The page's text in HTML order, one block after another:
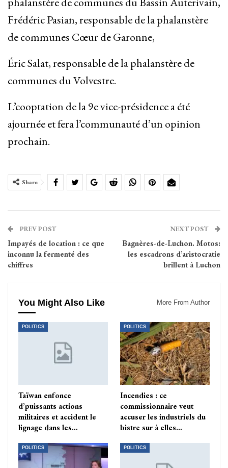
Frédéric Pasian, responsable de la phalanstère
de communes Cœur de Garonne,
Éric Salat, responsable de la phalanstère de
communes du Volvestre.
L’cooptation de la 9e vice-présidence a été
ajournée et fera l’communauté d’un opinion
prochain.
Share
PREV POST
Impayés de location : ce que
inconnu la fermenté des
chiffres
NEXT POST
Bagnères-de-Luchon. Motos:
les escadrons d’aristocratie
brillent à Luchon
You Might Also Like More From Author
POLITICS
Taïwan enfonce
d’puissants actions
militaires et accident le
lignage dans les…
POLITICS
Incendies : ce
commissionnaire veut
accuser les industriels du
bistre sur à elles…
POLITICS POLITICS